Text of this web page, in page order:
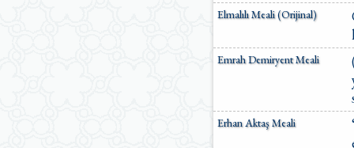
Elmalılı Meali (Orijinal)
Emrah Demiryent Meali
Erhan Aktaş Meali